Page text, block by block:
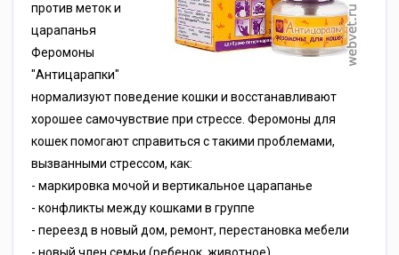
против меток и
царапанья
Феромоны
"Антицарапки"
нормализуют поведение кошки и восстанавливают
хорошее самочувствие при стрессе. Феромоны для
кошек помогают справиться с такими проблемами,
вызванными стрессом, как:
- маркировка мочой и вертикальное царапанье
- конфликты между кошками в группе
- переезд в новый дом, ремонт, перестановка мебели